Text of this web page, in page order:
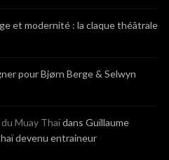
et modernité : la claque théâtrale
pour Bjørn Berge & Selwyn
Muay Thaïdans Guillaume
devenu entraineur